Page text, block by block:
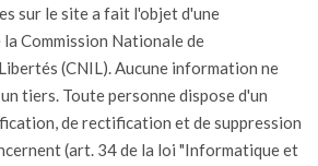
sur le site a fait l'objet d'une
Commission Nationale de
(CNIL). Aucune information ne
tiers. Toute personne dispose d'un
de rectification et de suppression
(art. 34 de la loi "Informatique et